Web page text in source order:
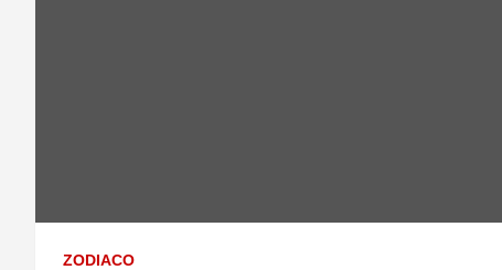
ZODIACO